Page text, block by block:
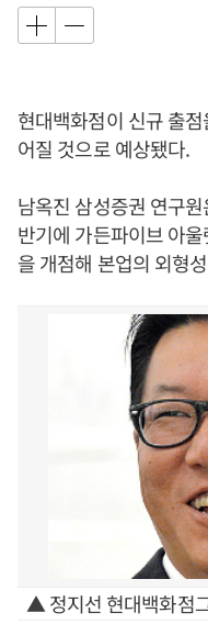
현대백화점이 신규 출
어질 것으로 예상됐다.
남옥진 삼성증권 연구
반기에 가든파이브 아
을 개점해 본업의 외형
▲ 정지선 현대백화점